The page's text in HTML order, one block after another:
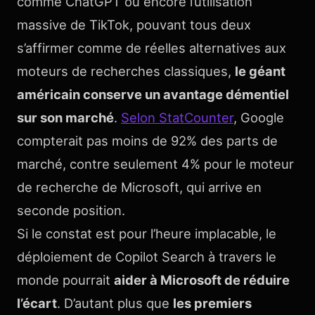
massive de TikTok, pouvant tous deux
s’affirmer comme de réelles alternatives aux
moteurs de recherches classiques, le géant
américain conserve un avantage démentiel
sur son marché. Selon StatCounter, Google
compterait pas moins de 92% des parts de
marché, contre seulement 4% pour le moteur
de recherche de Microsoft, qui arrive en
seconde position.
Si le constat est pour l’heure implacable, le
déploiement de Copilot Search à travers le
monde pourrait aider à Microsoft de réduire
l’écart. D’autant plus que les premiers